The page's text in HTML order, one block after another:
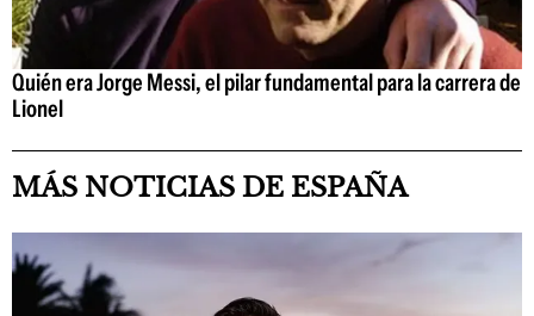
Quién era Jorge Messi, el pilar fundamental para la carrera de
Lionel
MÁS NOTICIAS DE ESPAÑA